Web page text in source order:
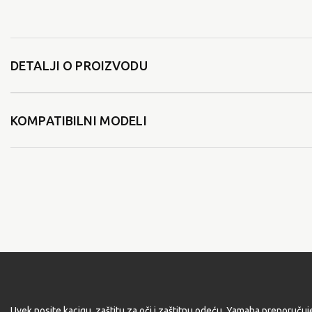
DETALJI O PROIZVODU
KOMPATIBILNI MODELI